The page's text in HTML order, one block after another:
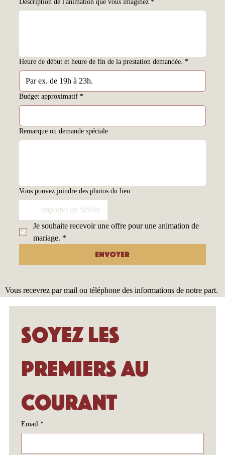
Vous recevrez par mail ou téléphone des informations de notre part.
Description de l'animation que vous imaginez *
Heure de début et heure de fin de la prestation demandée. *
Budget approximatif *
Remarque ou demande spéciale
Vous pouvez joindre des photos du lieu
Importer un fichier
Je souhaite recevoir une offre pour une animation de
mariage. *
Envoyer
Soyez les
premiers au
courant
Email *